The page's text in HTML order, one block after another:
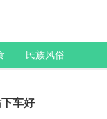
民族风俗
车好